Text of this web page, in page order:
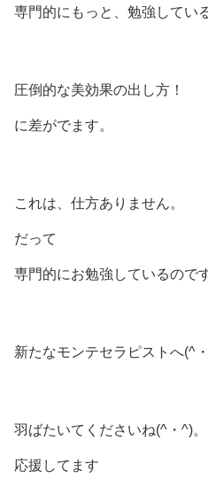
専門的にもっと、勉強してい
圧倒的な美効果の出し方！
に差がでます。
これは、仕方ありません。
だって
専門的にお勉強しているので
新たなモンテセラピストへ(^
羽ばたいてくださいね(^・^)。
応援してます